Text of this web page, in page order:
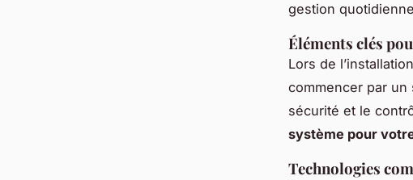
gestion
Éléments clés
Lors de
commencer par
sécurité et le
système pour
Technologies